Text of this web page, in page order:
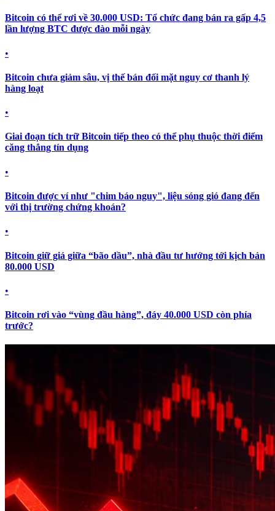
Bitcoin có thể rơi về 30.000 USD: Tổ chức đang bán ra gấp 4,5
lần lượng BTC được đào mỗi ngày
•
Bitcoin chưa giảm sâu, vị thế bán đối mặt nguy cơ thanh lý
hàng loạt
•
Giai đoạn tích trữ Bitcoin tiếp theo có thể phụ thuộc thời điểm
căng thẳng tín dụng
•
Bitcoin được ví như "chim báo nguy", liệu sóng gió đang đến
với thị trường chứng khoán?
•
Bitcoin giữ giá giữa “bão dầu”, nhà đầu tư hướng tới kịch bản
80.000 USD
•
Bitcoin rơi vào “vùng đầu hàng”, đáy 40.000 USD còn phía
trước?